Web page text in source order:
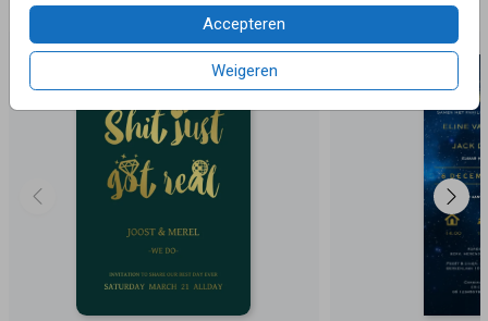
Accepteren
Weigeren
Deze producten zijn wellicht ook iets voor je